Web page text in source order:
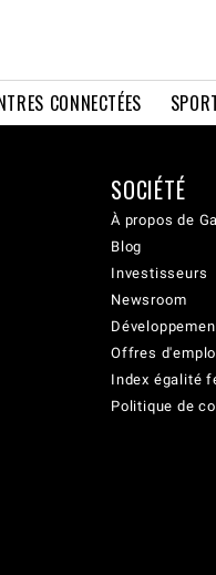
CONNECTÉES
SOCIÉTÉ
À propos de
Blog
Investisseurs
Newsroom
Offres
Index égalité
Politique de